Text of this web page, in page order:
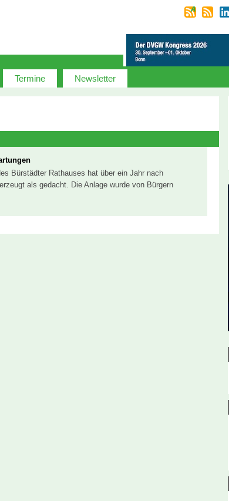
Termine Newsletter
Bürstädter Rathauses hat über ein Jahr nach
als gedacht. Die Anlage wurde von Bürgern